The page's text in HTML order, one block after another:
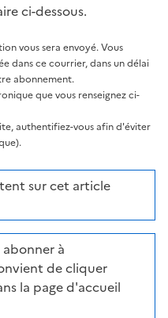
ci-dessous.
vous sera envoyé. Vous
dans ce courrier, dans un délai
abonnement.
que vous renseignez ci-
authentifiez-vous afin d'éviter
sur cet article
abonner à
de cliquer
la page d'accueil